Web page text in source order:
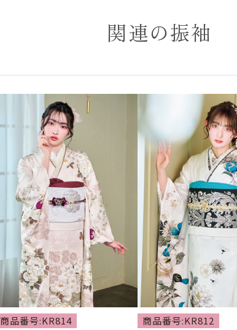
関連の振袖
商品番号:KR814 商品番号:KR812